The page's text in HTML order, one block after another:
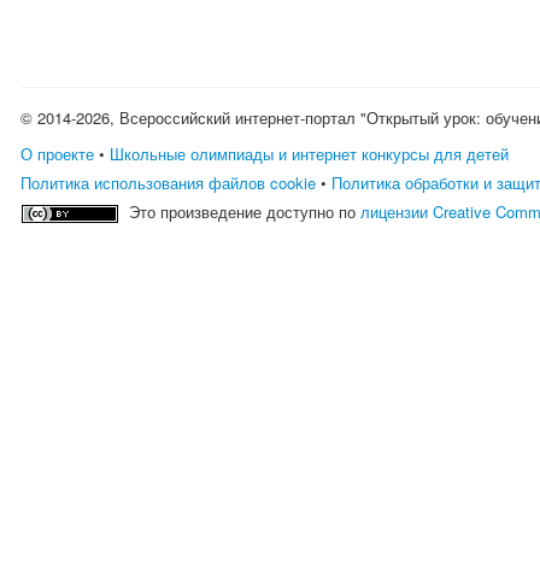
© 2014-2026, Всероссийский интернет-портал "Открытый урок:
О проекте • Школьные олимпиады и интернет конкурсы для детей
Политика использования файлов cookie • Политика обработки и
Это произведение доступно полицензии Creative